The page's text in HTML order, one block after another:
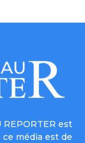
REPORTER est
ce média est de